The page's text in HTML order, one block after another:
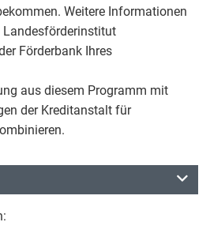
Weitere Informationen
Landesförderinstitut
Förderbank Ihres
aus diesem Programm mit
der Kreditanstalt für